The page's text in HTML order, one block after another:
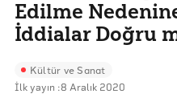
Edilme
İddialar Doğru
Kültür ve Sanat
İlk yayın :8 Aralık 2020